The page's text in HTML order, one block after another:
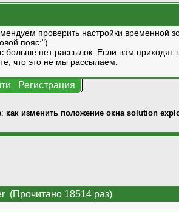
проверить настройки
пояс:").
больше нет рассылок. Если вам
что это не мы рассылаем.
Регистрация
как изменить положение окна solution
(Прочитано 18514 раз)